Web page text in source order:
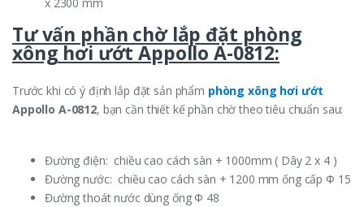
Tư vấn phần chờ lắp đặt phòng
xông hơi ướt Appollo A-0812:
Trước khi có ý định lắp đặt sản phẩm phòng xông hơi ướt
Appollo A-0812, bạn cần thiết kế phần chờ theo tiêu chuẩn sau:
Đường điện: chiều cao cách sàn + 1000mm ( Dây 2 x 4 )
Đường nước: chiều cao cách sàn + 1200 mm ống cấp Φ 15
Đường thoát nước dùng ống Φ 48